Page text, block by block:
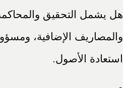
هل يشمل التحقيق والمحاكمة
والمصاريف الإضافية،
استعادة الأصول.